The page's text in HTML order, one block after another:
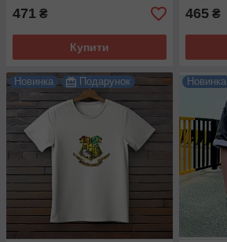
471 ₴
Купити
465 ₴
Новинка Подарунок Новинка